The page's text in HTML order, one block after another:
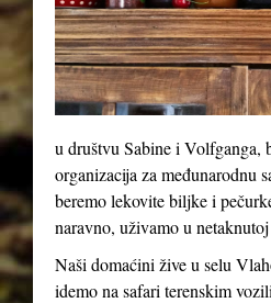
u društvu Sabine i
organizacija za međunarodnu
beremo lekovite biljke i
naravno, uživamo u
Naši domaćini žive u selu
idemo na safari terenskim